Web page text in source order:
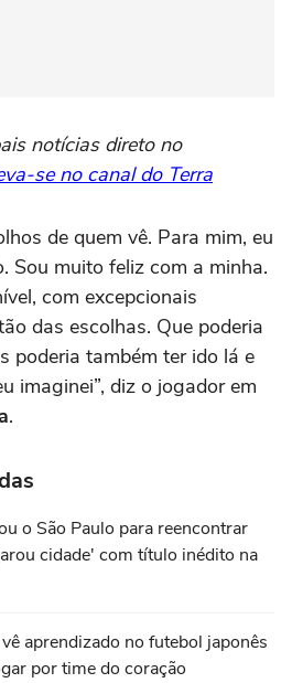
notícias direto no
se no canal do Terra
de quem vê. Para mim, eu
Sou muito feliz com a minha.
com excepcionais
das escolhas. Que poderia
poderia também ter ido lá e
imaginei”, diz o jogador em
.
o São Paulo para reencontrar
cidade' com título inédito na
aprendizado no futebol japonês
por time do coração